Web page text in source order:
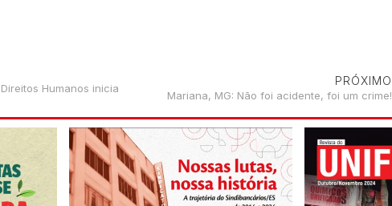
PRÓXIMO
Mariana, MG: Não foi acidente, foi um crime!
Humanos inicia